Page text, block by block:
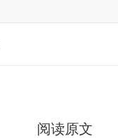
阅读原文